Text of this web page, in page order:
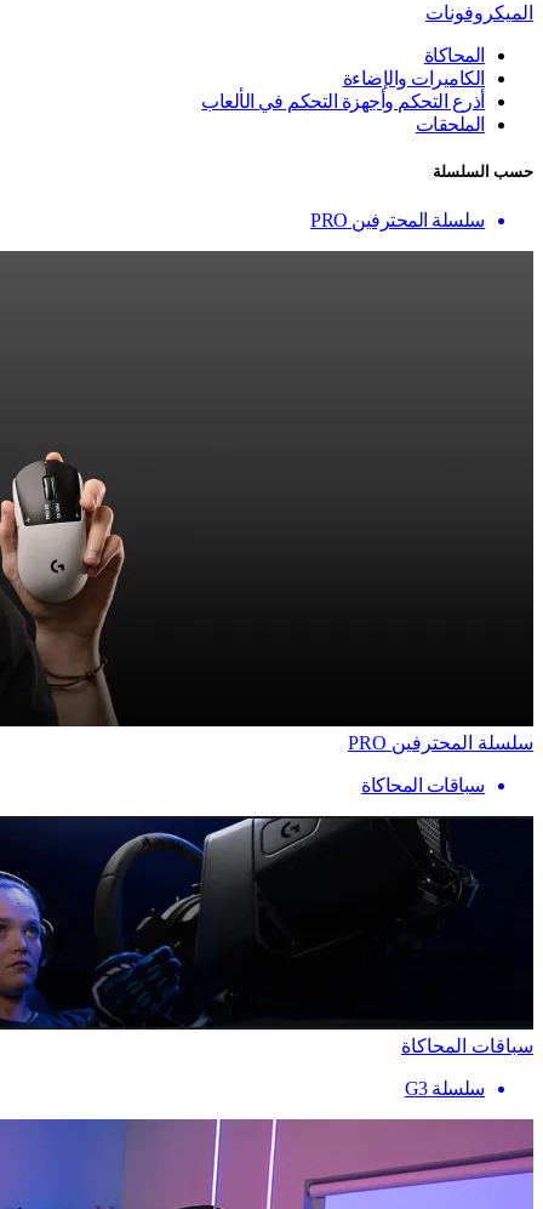
الميكروفونات
المحاكاة
الكاميرات والإضاءة
أذرع التحكم وأجهزة التحكم في الألعاب
الملحقات
حسب السلسلة
سلسلة المحترفين PRO
سلسلة المحترفين PRO
سباقات المحاكاة
سباقات المحاكاة
سلسلة G3